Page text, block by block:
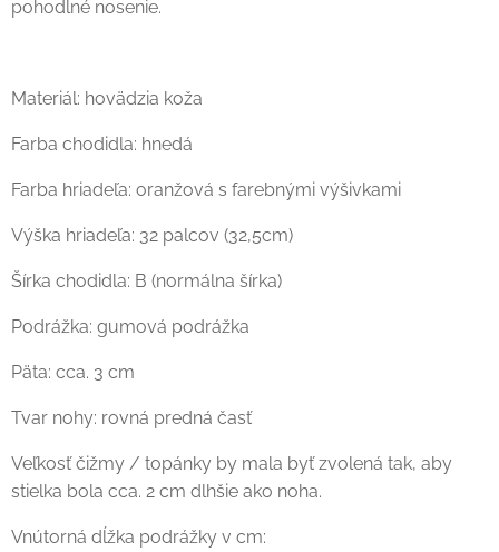
pohodlné nosenie.
Materiál: hovädzia koža
Farba chodidla: hnedá
Farba hriadeľa: oranžová s farebnými výšivkami
Výška hriadeľa: 32 palcov (32,5cm)
Šírka chodidla: B (normálna šírka)
Podrážka: gumová podrážka
Päta: cca. 3 cm
Tvar nohy: rovná predná časť
Veľkosť čižmy / topánky by mala byť zvolená tak, aby
stielka bola cca. 2 cm dlhšie ako noha.
Vnútorná dĺžka podrážky v cm: